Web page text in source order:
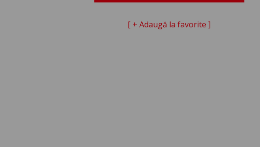
[ + Adaugă la favorite ]